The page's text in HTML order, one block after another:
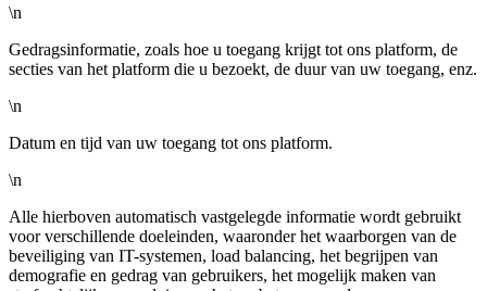
\n
Gedragsinformatie, zoals hoe u toegang krijgt tot ons platform, de
secties van het platform die u bezoekt, de duur van uw toegang, enz.
\n
Datum en tijd van uw toegang tot ons platform.
\n
Alle hierboven automatisch vastgelegde informatie wordt gebruikt
voor verschillende doeleinden, waaronder het waarborgen van de
beveiliging van IT-systemen, load balancing, het begrijpen van
demografie en gedrag van gebruikers, het mogelijk maken van